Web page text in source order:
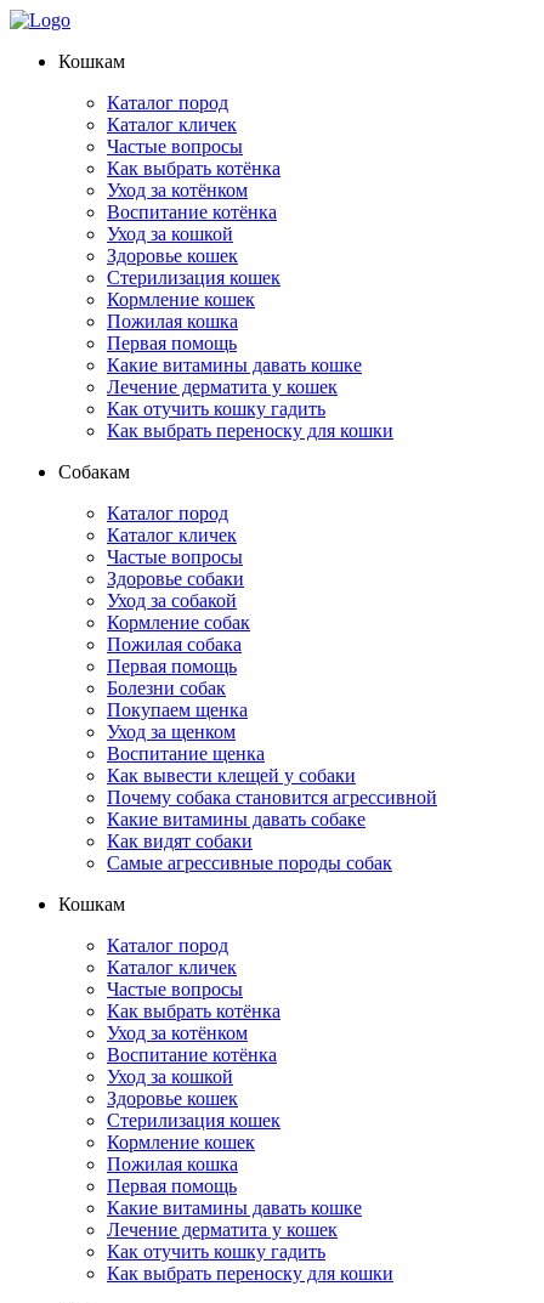
Кошкам
Каталог пород
Каталог кличек
Частые вопросы
Как выбрать котёнка
Уход за котёнком
Воспитание котёнка
Уход за кошкой
Здоровье кошек
Стерилизация кошек
Кормление кошек
Пожилая кошка
Первая помощь
Какие витамины давать кошке
Лечение дерматита у кошек
Как отучить кошку гадить
Как выбрать переноску для кошки
Собакам
Каталог пород
Каталог кличек
Частые вопросы
Здоровье собаки
Уход за собакой
Кормление собак
Пожилая собака
Первая помощь
Болезни собак
Покупаем щенка
Уход за щенком
Воспитание щенка
Как вывести клещей у собаки
Почему собака становится агрессивной
Какие витамины давать собаке
Как видят собаки
Самые агрессивные породы собак
Кошкам
Каталог пород
Каталог кличек
Частые вопросы
Как выбрать котёнка
Уход за котёнком
Воспитание котёнка
Уход за кошкой
Здоровье кошек
Стерилизация кошек
Кормление кошек
Пожилая кошка
Первая помощь
Какие витамины давать кошке
Лечение дерматита у кошек
Как отучить кошку гадить
Как выбрать переноску для кошки